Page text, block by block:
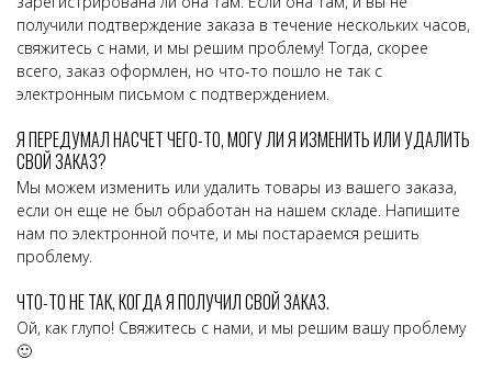
получили подтверждение заказа в течение нескольких часов,
свяжитесь с нами, и мы решим проблему! Тогда, скорее
всего, заказ оформлен, но что-то пошло не так с
электронным письмом с подтверждением.
Я ПЕРЕДУМАЛ НАСЧЕТ ЧЕГО-ТО, МОГУ ЛИ Я ИЗМЕНИТЬ ИЛИ УДАЛИТЬ
СВОЙ ЗАКАЗ?
Мы можем изменить или удалить товары из вашего заказа,
если он еще не был обработан на нашем складе. Напишите
нам по электронной почте, и мы постараемся решить
проблему.
ЧТО-ТО НЕ ТАК, КОГДА Я ПОЛУЧИЛ СВОЙ ЗАКАЗ.
Ой, как глупо! Свяжитесь с нами, и мы решим вашу проблему
🙂